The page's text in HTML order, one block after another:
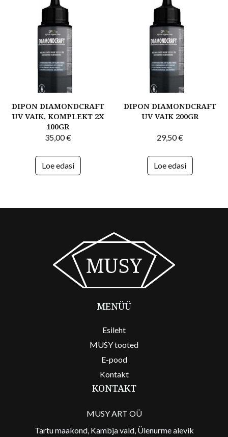
DIPON DIAMONDCRAFT
UV VAIK, KOMPLEKT 2X
100GR
35,00€
Loe edasi
DIPON DIAMONDCRAFT
UV VAIK 200GR
29,50€
Loe edasi
MENÜÜ
Esileht
MUSY tooted
E-pood
Kontakt
KONTAKT
MUSY ART OÜ
Tartu maakond, Kambja vald, Ülenurme alevik